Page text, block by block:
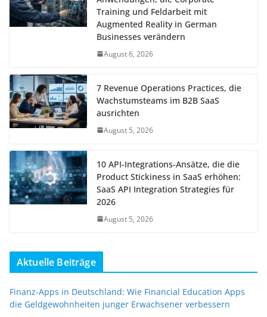
Training und Feldarbeit mit
Augmented Reality in German
Businesses verändern
August 6, 2026
7 Revenue Operations Practices, die
Wachstumsteams im B2B SaaS
ausrichten
August 5, 2026
10 API-Integrations-Ansätze, die die
Product Stickiness in SaaS erhöhen:
SaaS API Integration Strategies für
2026
August 5, 2026
Aktuelle Beiträge
Finanz-Apps in Deutschland: Wie Financial Education Apps
die Geldgewohnheiten junger Erwachsener verbessern